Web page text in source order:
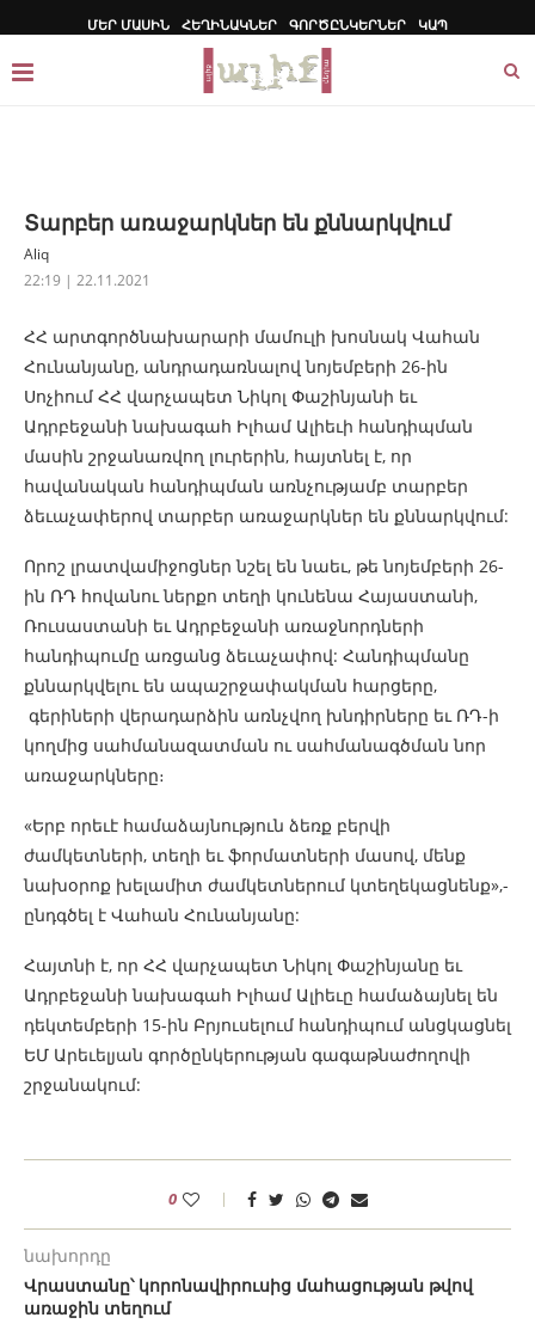
ՄԵՐ ՄԱՍԻՆ ՀԵՂԻՆԱԿՆԵՐ ԳՈՐԾԸՆԿԵՐՆԵՐ ԿԱՊ
Տարբեր առաջարկներ են քննարկվում
Aliq
22:19 | 22.11.2021
ՀՀ արտգործնախարարի մամուլի խոսնակ Վահան
Հունանյանը, անդրադառնալով նոյեմբերի 26-ին
Սոչիում ՀՀ վարչապետ Նիկոլ Փաշինյանի եւ
Ադրբեջանի նախագահ Իլհամ Ալիեւի հանդիպման
մասին շրջանառվող լուրերին, հայտնել է, որ
հավանական հանդիպման առնչությամբ տարբեր
ձեւաչափերով տարբեր առաջարկներ են քննարկվում:
Որոշ լրատվամիջոցներ նշել են նաեւ, թե նոյեմբերի 26-
ին ՌԴ հովանու ներքո տեղի կունենա Հայաստանի,
Ռուսաստանի եւ Ադրբեջանի առաջնորդների
հանդիպումը առցանց ձեւաչափով: Հանդիպմանը
քննարկվելու են ապաշրջափակման հարցերը,
գերիների վերադարձին առնչվող խնդիրները եւ ՌԴ-ի
կողմից սահմանազատման ու սահմանագծման նոր
առաջարկները։
«Երբ որեւէ համաձայնություն ձեռք բերվի
ժամկետների, տեղի եւ ֆորմատների մասով, մենք
նախօրոք խելամիտ ժամկետներում կտեղեկացնենք»,-
ընդգծել է Վահան Հունանյանը:
Հայտնի է, որ ՀՀ վարչապետ Նիկոլ Փաշինյանը եւ
Ադրբեջանի նախագահ Իլհամ Ալիեւը համաձայնել են
դեկտեմբերի 15-ին Բրյուսելում հանդիպում անցկացնել
ԵՄ Արեւելյան գործընկերության գագաթնաժողովի
շրջանակում:
0
նախորդը
Վրաստանը՝ կորոնավիրուսից մահացության թվով
առաջին տեղում